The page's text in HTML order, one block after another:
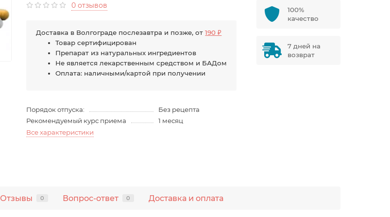
0 отзывов
Доставка в Волгограде послезавтра и позже, от190 ₽
Товар сертифицирован
Препарат из натуральных ингредиентов
Не является лекарственным средством и БАДом
Оплата: наличными/картой при получении
Порядок отпуска:
Без рецепта
Рекомендуемый курс приема
1 месяц
Все характеристики
100%
качество
7 дней на
возврат
Отзывы 0 Вопрос-ответ 0 Доставка и оплата